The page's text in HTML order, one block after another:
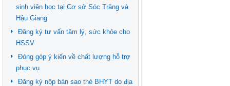
sinh viên học tại Cơ sở Sóc Trăng và
Hậu Giang
Đăng ký tư vấn tâm lý, sức khỏe cho
HSSV
Đóng góp ý kiến về chất lượng hỗ trợ
phục vụ
Đăng ký nộp bản sao thẻ BHYT do địa